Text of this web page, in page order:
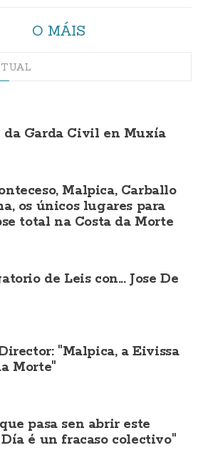
O MÁIS
da Garda Civil en Muxía
Malpica, Carballo
os únicos lugares para
total na Costa da Morte
de Leis con... Jose De
"Malpica, a Eivissa
Morte"
pasa sen abrir este
é un fracaso colectivo"